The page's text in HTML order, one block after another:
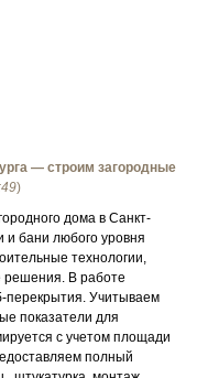
— строим загородные
)
дома в Санкт-
и бани любого уровня
технологии,
решения. В работе
перекрытия. Учитываем
показатели для
с учетом площади
полный